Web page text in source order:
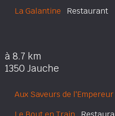
La Galantine Restaurant
à 8.7 km
1350 Jauche
Aux Saveurs de l'Empereur